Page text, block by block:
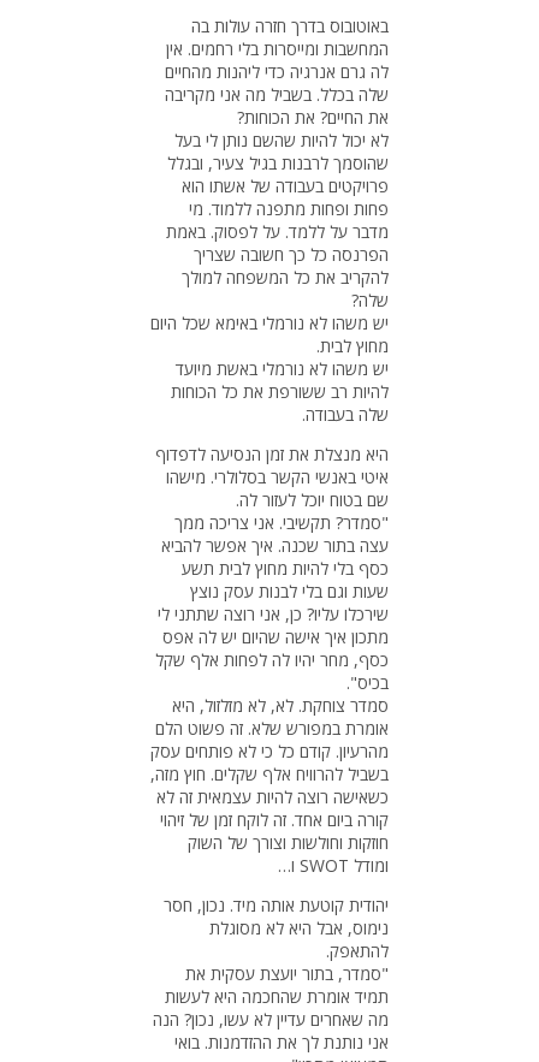
באוטובוס בדרך חזרה עולות בה
המחשבות ומייסרות בלי רחמים. אין
לה גרם אנרגיה כדי ליהנות מהחיים
שלה בכלל. בשביל מה אני מקריבה
את החיים? את הכוחות?
לא יכול להיות שהשם נותן לי בעל
שהוסמך לרבנות בגיל צעיר, ובגלל
פרויקטים בעבודה של אשתו הוא
פחות ופחות מתפנה ללמוד. מי
מדבר על ללמד. על לפסוק. באמת
הפרנסה כל כך חשובה שצריך
להקריב את כל המשפחה למולך
שלה?
יש משהו לא נורמלי באימא שכל היום
מחוץ לבית.
יש משהו לא נורמלי באשת מיועד
להיות רב ששורפת את כל הכוחות
שלה בעבודה.
היא מנצלת את זמן הנסיעה לדפדוף
איטי באנשי הקשר בסלולרי. מישהו
שם בטוח יוכל לעזור לה.
"סמדר? תקשיבי. אני צריכה ממך
עצה בתור שכנה. איך אפשר להביא
כסף בלי להיות מחוץ לבית תשע
שעות וגם בלי לבנות עסק נוצץ
שירכלו עליו? כן, אני רוצה שתתני לי
מתכון איך אישה שהיום יש לה אפס
כסף, מחר יהיו לה לפחות אלף שקל
בכיס".
סמדר צוחקת. לא, לא מזלזול, היא
אומרת במפורש שלא. זה פשוט הלם
מהרעיון. קודם כל כי לא פותחים עסק
בשביל להרוויח אלף שקלים. חוץ מזה,
כשאישה רוצה להיות עצמאית זה לא
קורה ביום אחד. זה לוקח זמן של זיהוי
חוזקות וחולשות וצורך של השוק
ומודל SWOT ו…
יהודית קוטעת אותה מיד. נכון, חסר
נימוס, אבל היא לא מסוגלת
להתאפק.
"סמדר, בתור יועצת עסקית את
תמיד אומרת שהחכמה היא לעשות
מה שאחרים עדיין לא עשו, נכון? הנה
אני נותנת לך את ההזדמנות. בואי